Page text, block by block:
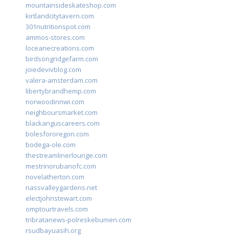
mountainsideskateshop.com
kirtlandcitytavern.com
301nutritionspot.com
ammos-stores.com
loceanecreations.com
birdsongridgefarm.com
joiedevivblog.com
valera-amsterdam.com
libertybrandhemp.com
norwoodinnwi.com
neighboursmarket.com
blackanguscareers.com
bolesfororegon.com
bodega-ole.com
thestreamlinerlounge.com
mestrinorubanofc.com
novelatherton.com
nassvalleygardens.net
electjohnstewart.com
omptourtravels.com
tribratanews-polreskebumen.com
rsudbayuasih.org